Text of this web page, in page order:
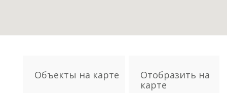
Объекты на карте
Отобразить на
карте